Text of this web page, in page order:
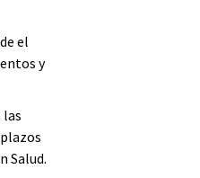
el
y
las
Salud.